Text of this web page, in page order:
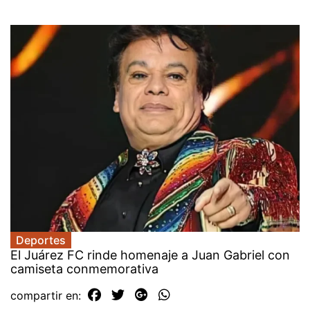
Deportes
El Juárez FC rinde homenaje a Juan Gabriel con
camiseta conmemorativa
compartir en: